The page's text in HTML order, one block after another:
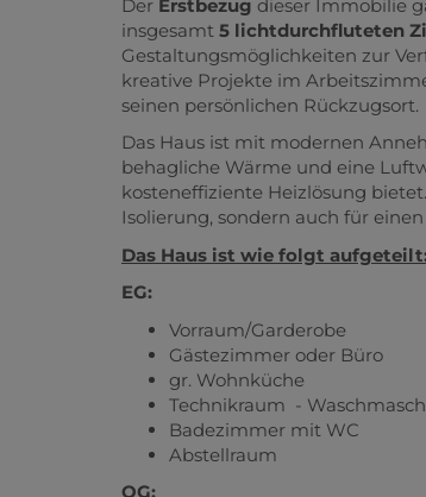
Der Erstbezug dieser Immobilie
insgesamt 5 lichtdurchfluteten
Gestaltungsmöglichkeiten zur
kreative Projekte im
seinen persönlichen Rückzugsort.
Das Haus ist mit modernen
behagliche Wärme und eine
kosteneffiziente Heizlösung bietet.
Isolierung, sondern auch für
Das Haus ist wie folgt
EG:
Vorraum/Garderobe
Gästezimmer oder Büro
gr. Wohnküche
Technikraum -
Badezimmer mit WC
Abstellraum
OG: